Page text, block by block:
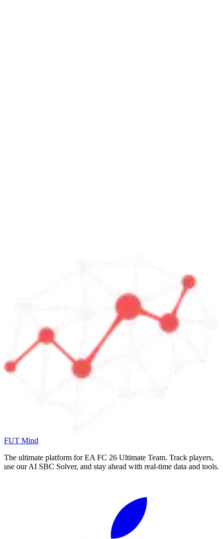
FUT Mind
The ultimate platform for EA FC 26 Ultimate Team. Track players,
use our AI SBC Solver, and stay ahead with real-time data and tools.